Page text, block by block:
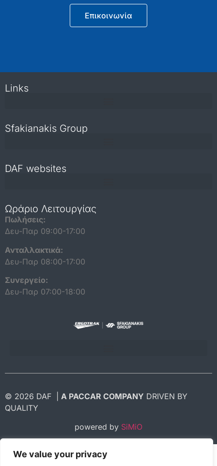
We value your privacy
Επικοινωνία
Links
Sfakianakis Group
DAF websites
Ωράριο Λειτουργίας
Πωλήσεις:
Δευ-Παρ 09:00-17:00
Ανταλλακτικά:
Δευ-Παρ 08:00-17:00
Συνεργείο:
Δευ-Παρ 07:00-18:00
© 2026 DAF | A PACCAR COMPANY DRIVEN BY
QUALITY
powered by SiMiO